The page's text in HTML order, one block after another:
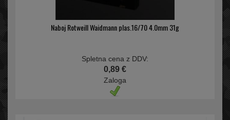
Naboj Rotweill Waidmann plas.16/70 4.0mm 31g
Spletna cena z DDV:
0,89 €
Zaloga